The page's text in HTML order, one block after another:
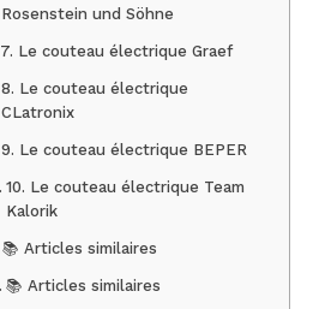
Rosenstein und Söhne
7. Le couteau électrique Graef
8. Le couteau électrique
CLatronix
9. Le couteau électrique BEPER
10. Le couteau électrique Team
Kalorik
📚 Articles similaires
📚 Articles similaires